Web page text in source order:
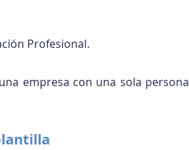
Profesional.
empresa con una sola persona